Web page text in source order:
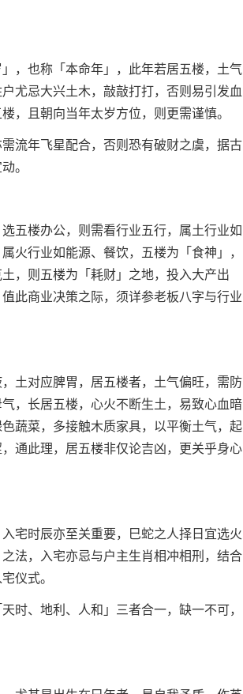
，也称「本命年」，此年若居五楼，土气
尤忌大兴土木，敲敲打打，否则易引发血
，且朝向当年太岁方位，则更需谨慎。
流年飞星配合，否则恐有破财之虞，据古
。
五楼办公，则需看行业五行，属土行业如
火行业如能源、餐饮，五楼为「食神」，
，则五楼为「耗财」之地，投入大产出
此商业决策之际，须详参老板八字与行业
土对应脾胃，居五楼者，土气偏旺，需防
，长居五楼，心火不断生土，易致心血暗
蔬菜，多接触木质家具，以平衡土气，起
通此理，居五楼非仅论吉凶，更关乎身心
宅时辰亦至关重要，巳蛇之人择日宜选火
法，入宅亦忌与户主生肖相冲相刑，结合
仪式。
时、地利、人和」三者合一，缺一不可，